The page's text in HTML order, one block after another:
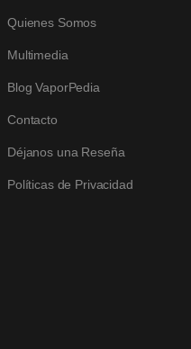
Quienes Somos
Multimedia
Blog VaporPedia
Contacto
Déjanos una Reseña
Políticas de Privacidad